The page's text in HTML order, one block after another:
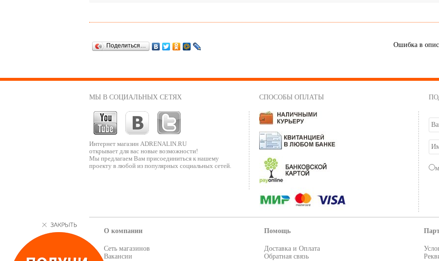
Ошибка в
Поделиться…
МЫ В СОЦИАЛЬНЫХ СЕТЯХ
Интернет магазин ADRENALIN.RU
открывает для вас новые возможности!
Мы предлагаем Вам присоединиться к нашему
проекту в любой из популярных социальных сетей.
СПОСОБЫ ОПЛАТЫ
О компании
Сеть магазинов
Вакансии
Помощь
Доставка и Оплата
Обратная связь